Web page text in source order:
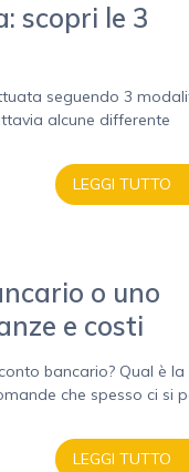
scopri le 3
seguendo 3
alcune differente
LEGGI TUTTO
o uno
e costi
bancario? Qual è la
che spesso ci si
LEGGI TUTTO